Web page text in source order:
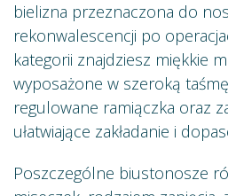
bielizna przeznaczona do
rekonwalescencji po
kategorii znajdziesz miękkie
wyposażone w szeroką
regulowane ramiączka oraz
ułatwiające zakładanie i
Poszczególne biustonosze